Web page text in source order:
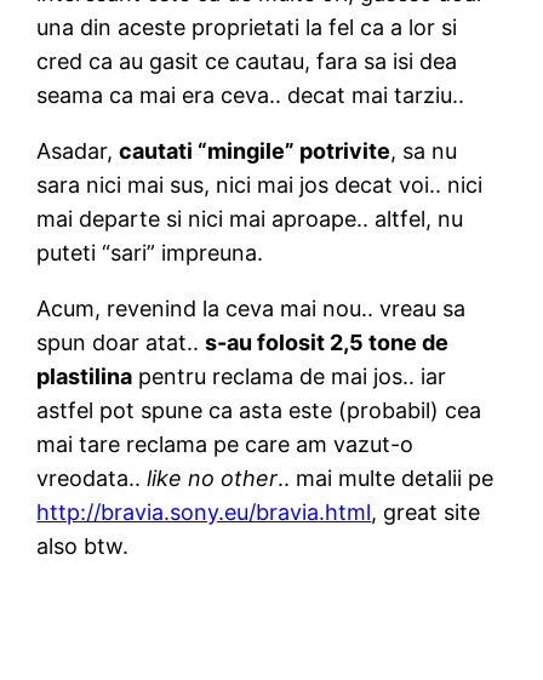
una din aceste proprietati la fel ca a lor si
cred ca au gasit ce cautau, fara sa isi dea
seama ca mai era ceva.. decat mai tarziu..
Asadar,cautati “mingile” potrivite, sa nu
sara nici mai sus, nici mai jos decat voi.. nici
mai departe si nici mai aproape.. altfel, nu
puteti “sari” impreuna.
Acum, revenind la ceva mai nou.. vreau sa
spun doar atat..s-au folosit 2,5 tone de
plastilina pentru reclama de mai jos.. iar
astfel pot spune ca asta este (probabil) cea
mai tare reclama pe care am vazut-o
vreodata..like no other.. mai multe detalii pe
http://bravia.sony.eu/bravia.html, great site
also btw.